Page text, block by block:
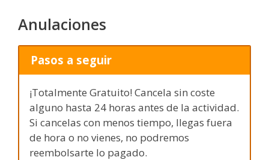
Anulaciones
Pasos a seguir
¡Totalmente Gratuito! Cancela sin coste
alguno hasta 24 horas antes de la actividad.
Si cancelas con menos tiempo, llegas fuera
de hora o no vienes, no podremos
reembolsarte lo pagado.